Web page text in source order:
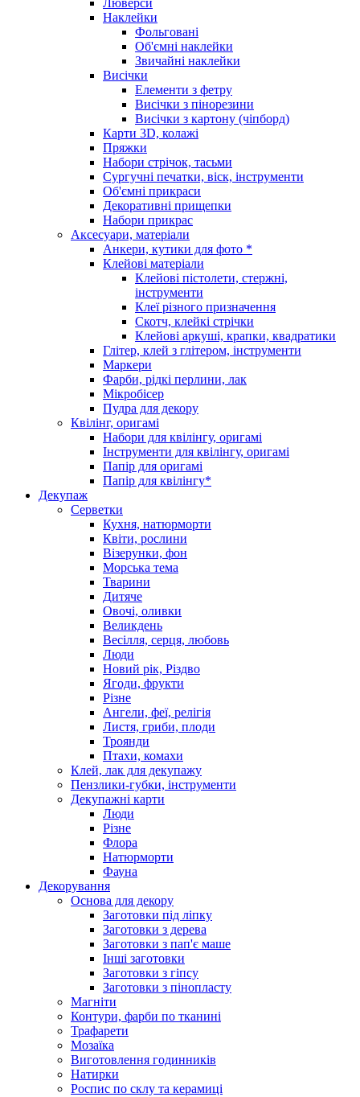
Наклейки
Фольговані
Об'ємні наклейки
Звичайні наклейки
Висічки
Елементи з фетру
Висічки з пінорезини
Висічки з картону (чіпборд)
Карти 3D, колажі
Пряжки
Набори стрічок, тасьми
Сургучні печатки, віск, інструменти
Об'ємні прикраси
Декоративні прищепки
Набори прикрас
Аксесуари, матеріали
Анкери, кутики для фото *
Клейові матеріали
Клейові пістолети, стержні,
інструменти
Клеї різного призначення
Скотч, клейкі стрічки
Клейові аркуші, крапки, квадратики
Глітер, клей з глітером, інструменти
Маркери
Фарби, рідкі перлини, лак
Мікробісер
Пудра для декору
Квілінг, оригамі
Набори для квілінгу, оригамі
Інструменти для квілінгу, оригамі
Папір для оригамі
Папір для квілінгу*
Декупаж
Серветки
Кухня, натюрморти
Квіти, рослини
Візерунки, фон
Морська тема
Тварини
Дитяче
Овочі, оливки
Великдень
Весілля, серця, любовь
Люди
Новий рік, Різдво
Ягоди, фрукти
Різне
Ангели, феї, релігія
Листя, гриби, плоди
Троянди
Птахи, комахи
Клей, лак для декупажу
Пензлики-губки, інструменти
Декупажні карти
Люди
Різне
Флора
Натюрморти
Фауна
Декорування
Основа для декору
Заготовки під ліпку
Заготовки з дерева
Заготовки з пап'є маше
Інші заготовки
Заготовки з гіпсу
Заготовки з пінопласту
Магніти
Контури, фарби по тканині
Трафарети
Мозаїка
Виготовлення годинників
Натирки
Роспис по склу та керамиці